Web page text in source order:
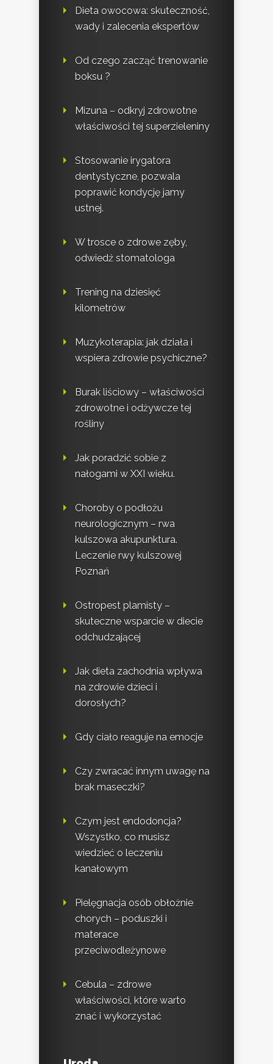
Dieta owocowa: skuteczność,
wady i zalecenia ekspertów
Od czego zacząć trenowanie
boksu ?
Mizuna – odkryj zdrowotne
właściwości tej superzieleniny
Stosowanie irygatora
dentystyczne, pozwala
poprawić kondycję jamy
ustnej.
W trosce o zdrowe zęby,
odwiedź stomatologa
Trening na dziesięć
kilometrów
Muzykoterapia: jak działa i
wspiera zdrowie psychiczne?
Burak liściowy – właściwości
zdrowotne i odżywcze tej
rośliny
Jak poradzić sobie z
nałogami w XXI wieku.
Choroby o podłożu
neurologicznym – rwa
kulszowa akupunktura.
Leczenie rwy kulszowej
Poznań
Ostropest plamisty –
skuteczne wsparcie w diecie
odchudzającej
Jak dieta zachodnia wpływa
na zdrowie dzieci i
dorosłych?
Gdy ciało reaguje na emocje
Czy zwracać innym uwagę na
brak maseczki?
Czym jest endodoncja?
Wszystko, co musisz
wiedzieć o leczeniu
kanałowym
Pielęgnacja osób obłożnie
chorych – poduszki i
materace
przeciwodleżynowe
Cebula – zdrowe
właściwości, które warto
znać i wykorzystać